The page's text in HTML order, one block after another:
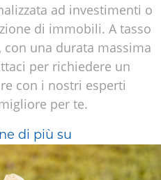
ad investimenti o
di immobili. A tasso
una durata massima
per richiedere un
con i nostri esperti
per te.
di più su
Ipotecario
Impresa